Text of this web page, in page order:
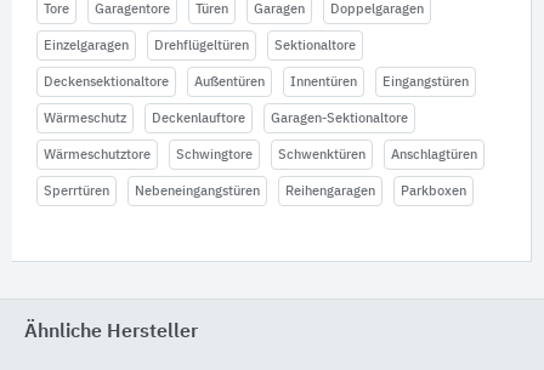
Tore Garagentore Türen Garagen Doppelgaragen
Einzelgaragen Drehflügeltüren Sektionaltore
Deckensektionaltore Außentüren Innentüren Eingangstüren
Wärmeschutz Deckenlauftore Garagen-Sektionaltore
Wärmeschutztore Schwingtore Schwenktüren Anschlagtüren
Sperrtüren Nebeneingangstüren Reihengaragen Parkboxen
Ähnliche Hersteller